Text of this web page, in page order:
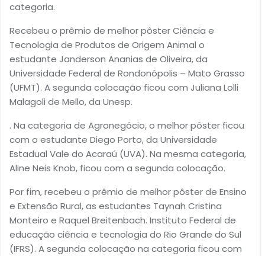
categoria.
Recebeu o prêmio de melhor pôster Ciência e
Tecnologia de Produtos de Origem Animal o
estudante Janderson Ananias de Oliveira, da
Universidade Federal de Rondonópolis – Mato Grasso
(UFMT). A segunda colocação ficou com Juliana Lolli
Malagoli de Mello, da Unesp.
. Na categoria de Agronegócio, o melhor pôster ficou
com o estudante Diego Porto, da Universidade
Estadual Vale do Acaraú (UVA). Na mesma categoria,
Aline Neis Knob, ficou com a segunda colocação.
Por fim, recebeu o prêmio de melhor pôster de Ensino
e Extensão Rural, as estudantes Taynah Cristina
Monteiro e Raquel Breitenbach. Instituto Federal de
educação ciência e tecnologia do Rio Grande do Sul
(IFRS). A segunda colocação na categoria ficou com